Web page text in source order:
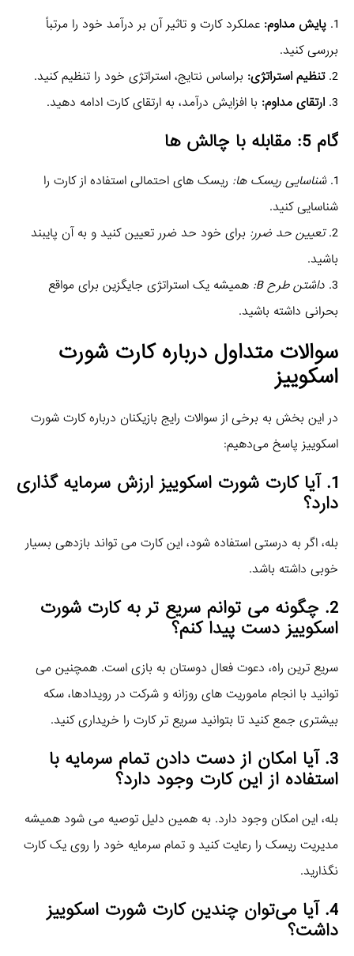
1. پایش مداوم: عملکرد کارت و تاثیر آن بر درآمد خود را مرتباً
بررسی کنید.
2. تنظیم استراتژی: براساس نتایج، استراتژی خود را تنظیم کنید.
3. ارتقای مداوم: با افزایش درآمد، به ارتقای کارت ادامه دهید.
گام 5: مقابله با چالش‌ ها
1. شناسایی ریسک‌ ها: ریسک‌ های احتمالی استفاده از کارت را
شناسایی کنید.
2. تعیین حد ضرر: برای خود حد ضرر تعیین کنید و به آن پایبند
باشید.
3. داشتن طرح B:
همیشه یک استراتژی جایگزین برای مواقع
بحرانی داشته باشید.
سوالات متداول درباره کارت شورت
اسکوییز
در این بخش به برخی از سوالات رایج بازیکنان درباره کارت شورت
اسکوییز پاسخ می‌دهیم:
1. آیا کارت شورت اسکوییز ارزش سرمایه‌ گذاری
دارد؟
بله، اگر به درستی استفاده شود، این کارت می‌ تواند بازدهی بسیار
خوبی داشته باشد.
2. چگونه می‌ توانم سریع‌ تر به کارت شورت
اسکوییز دست پیدا کنم؟
سریع‌ ترین راه، دعوت فعال دوستان به بازی است. همچنین می‌
توانید با انجام ماموریت‌ های روزانه و شرکت در رویدادها، سکه
بیشتری جمع کنید تا بتوانید سریع‌ تر کارت را خریداری کنید.
3. آیا امکان از دست دادن تمام سرمایه با
استفاده از این کارت وجود دارد؟
بله، این امکان وجود دارد. به همین دلیل توصیه می‌ شود همیشه
مدیریت ریسک را رعایت کنید و تمام سرمایه خود را روی یک کارت
نگذارید.
4. آیا می‌توان چندین کارت شورت اسکوییز
داشت؟